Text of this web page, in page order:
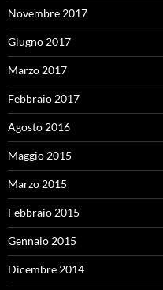
Novembre 2017
Giugno 2017
Marzo 2017
Febbraio 2017
Agosto 2016
Maggio 2015
Marzo 2015
Febbraio 2015
Gennaio 2015
Dicembre 2014